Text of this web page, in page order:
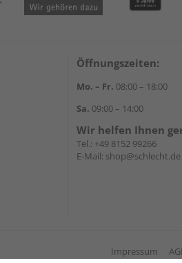
Öffnungszeiten:
Mo. – Fr. 08:00 – 18:00
Sa. 09:00 – 14:00
Wir helfen Ihnen
Tel.: +49 8152 99266
E-Mail: shop@schlecht.de
Impressum